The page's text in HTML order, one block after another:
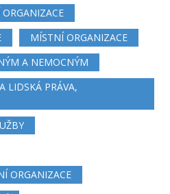
ORGANIZACE
MÍSTNÍ ORGANIZACE
A NEMOCNÝM
LIDSKÁ PRÁVA,
ORGANIZACE